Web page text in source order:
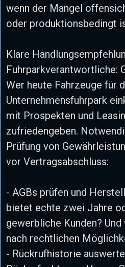
wenn der Mangel
oder produktionsbedingt
Klare
Fuhrparkverantwortliche:
Wer heute Fahrzeuge für
Unternehmensfuhrpark
mit Prospekten und
zufriedengeben.
Prüfung von
vor Vertragsabschluss:
- AGBs prüfen und
bietet echte zwei Jahre
gewerbliche Kunden?
nach rechtlichen
- Rückrufhistorie